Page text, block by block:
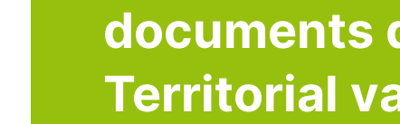
documents
Territorial